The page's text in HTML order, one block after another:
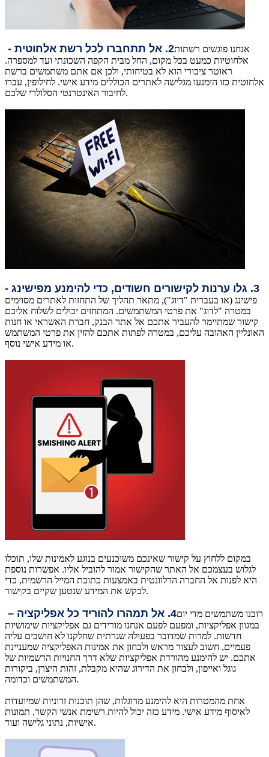
2. אל תתחברו לכל רשת אלחוטית -אנחנו פוגשים רשתות
אלחוטיות כמעט בכל מקום, החל מבית הקפה השכונתי ועד למספרה.
ראוטר ציבורי הוא לא בטיחותי, ולכן אם אתם משתמשים ברשת
אלחוטית כזו הימנעו מגלישה לאתרים הכוללים מידע אישי. לחילופין, עברו
לחיבור האינטרנטי הסלולרי שלכם.
3. גלו ערנות לקישורים חשודים, כדי להימנע מפישינג -
פישינג (או בעברית "דיוג"), מתאר תהליך של התחזות לאתרים מסוימים
במטרה "לדוג" את פרטי המשתמשים. המתחזים יכולים לשלוח אליכם
קישור שמתיימר להעביר אתכם אל אתר הבנק, חברת האשראי או חנות
האונליין האהובה עליכם, במטרה לפתות אתכם להזין את פרטי המשתמש
או מידע אישי נוסף.
במקום ללחוץ על קישור שאינכם משוכנעים בנוגע לאמינות שלו, תוכלו
לגלוש בעצמכם אל האתר שהקישור אמור להוביל אליו. אפשרות נוספת
היא לפנות אל החברה הרלוונטית באמצעות כתובת המייל הרשמית, כדי
לבקש את המידע שנטען שקיים בקישור.
4. אל תמהרו להוריד כל אפליקציה –רובנו משתמשים מדי יום
במגוון אפליקציות, ומפעם לפעם אנחנו מורידים גם אפליקציות שימושיות
חדשות. למרות שמדובר בפעולה שגרתית שחלקנו לא חושבים עליה
פעמיים, חשוב לעצור מראש ולבחון את אמינות האפליקציה שמעניינת
אתכם. יש להימנע מהורדת אפליקציות שלא דרך החנויות הרשמיות של
גוגל ואייפון, ולבחון את הדירוג שהיא מקבלת, זהות היצרן, ביקורות
המשתמשים וכדומה.
אחת מהמטרות היא להימנע מרוגלות, שהן תוכנות זדוניות שמיועדות
לאיסוף מידע אישי. מידע כזה יכול להיות רשימת אנשי הקשר, תמונות
אישיות, נתוני גלישה ועוד.